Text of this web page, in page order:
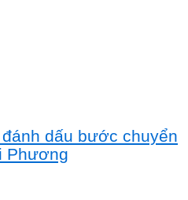
dấu bước chuyển
Phương